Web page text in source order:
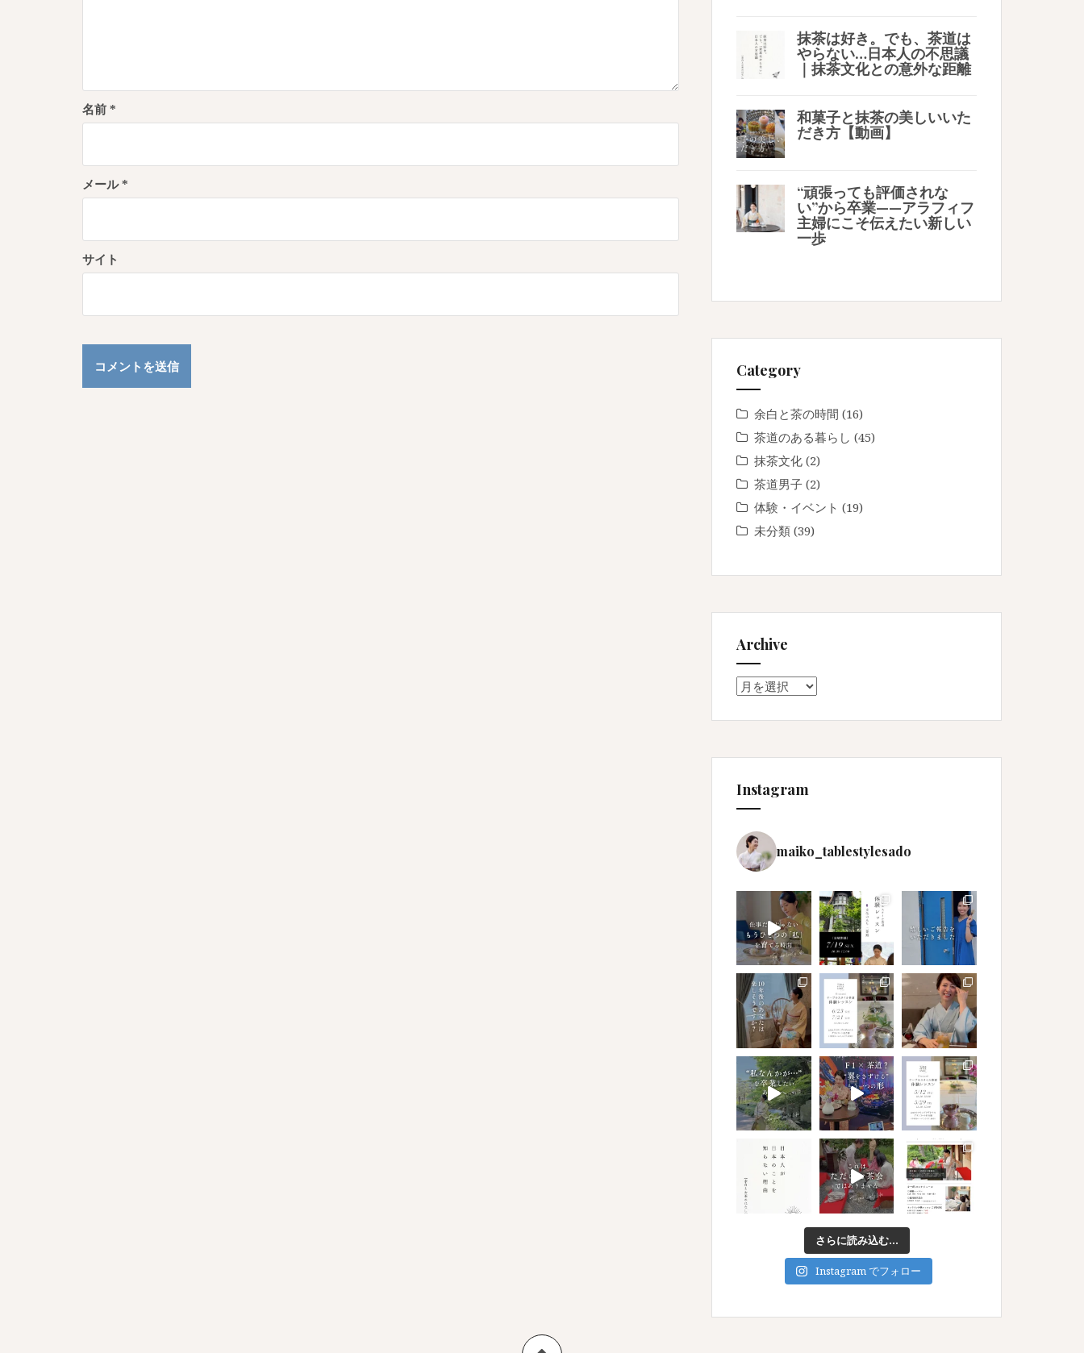
名前 *
メール*
サイト
抹茶は好き。でも、茶道は
やらない…日本人の不思議
｜抹茶文化との意外な距離
和菓子と抹茶の美しいいた
だき方【動画】
“頑張っても評価されな
い”から卒業——アラフィフ
主婦にこそ伝えたい新しい
一歩
Category
余白と茶の時間 (16)
茶道のある暮らし (45)
抹茶文化 (2)
茶道男子 (2)
体験・イベント (19)
未分類 (39)
Archive
Archive
Instagram
maiko_tablestylesado
さらに読み込む...
Instagram でフォロー